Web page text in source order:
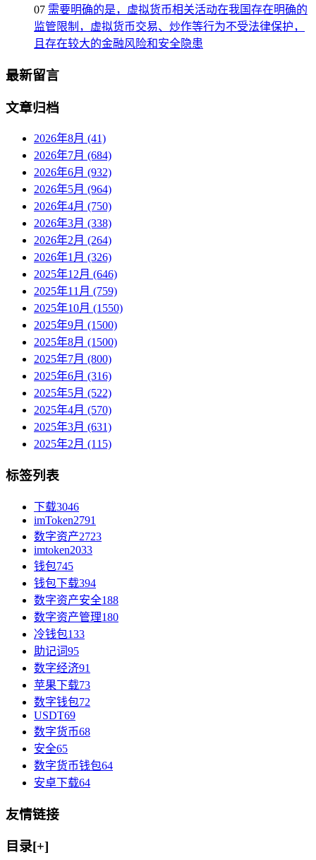
07 需要明确的是，虚拟货币相关活动在我国存在明确的
监管限制，虚拟货币交易、炒作等行为不受法律保护，
且存在较大的金融风险和安全隐患
最新留言
文章归档
2026年8月 (41)
2026年7月 (684)
2026年6月 (932)
2026年5月 (964)
2026年4月 (750)
2026年3月 (338)
2026年2月 (264)
2026年1月 (326)
2025年12月 (646)
2025年11月 (759)
2025年10月 (1550)
2025年9月 (1500)
2025年8月 (1500)
2025年7月 (800)
2025年6月 (316)
2025年5月 (522)
2025年4月 (570)
2025年3月 (631)
2025年2月 (115)
标签列表
下载3046
imToken2791
数字资产2723
imtoken2033
钱包745
钱包下载394
数字资产安全188
数字资产管理180
冷钱包133
助记词95
数字经济91
苹果下载73
数字钱包72
USDT69
数字货币68
安全65
数字货币钱包64
安卓下载64
友情链接
目录[+]